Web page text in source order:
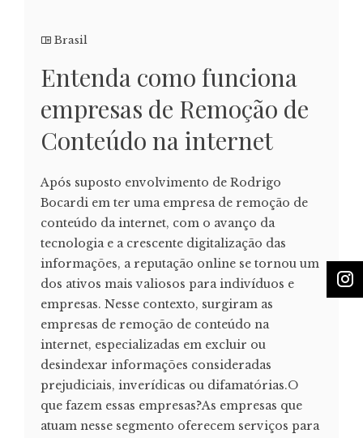
Brasil
Entenda como funciona
empresas de Remoção de
Conteúdo na internet
Após suposto envolvimento de Rodrigo
Bocardi em ter uma empresa de remoção de
conteúdo da internet, com o avanço da
tecnologia e a crescente digitalização das
informações, a reputação online se tornou um
dos ativos mais valiosos para indivíduos e
empresas. Nesse contexto, surgiram as
empresas de remoção de conteúdo na
internet, especializadas em excluir ou
desindexar informações consideradas
prejudiciais, inverídicas ou difamatórias.O
que fazem essas empresas?As empresas que
atuam nesse segmento oferecem serviços para